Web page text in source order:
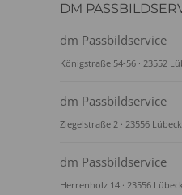
DM
dm Passbildservice
Königstraße 54-56 · 23552
dm Passbildservice
Ziegelstraße 2 · 23556 Lübeck
dm Passbildservice
Herrenholz 14 · 23556